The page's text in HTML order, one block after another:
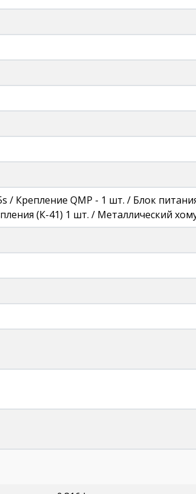
/ Крепление QMP - 1 шт. / Блок
(К-41) 1 шт. / Металлический